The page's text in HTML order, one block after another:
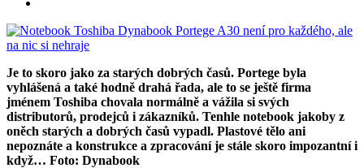
Je to skoro jako za starých dobrých časů. Portege byla
vyhlášená a také hodně drahá řada, ale to se ještě firma
jménem Toshiba chovala normálně a vážila si svých
distributorů, prodejců i zákazníků. Tenhle notebook jakoby z
oněch starých a dobrých časů vypadl. Plastové tělo ani
nepoznáte a konstrukce a zpracování je stále skoro impozantní i
když… Foto: Dynabook